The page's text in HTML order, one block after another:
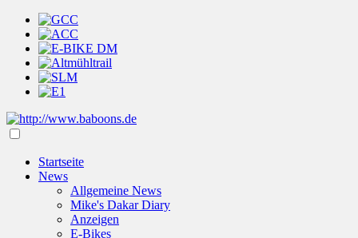
Startseite
News
Allgemeine News
Mike's Dakar Diary
Anzeigen
E-Bikes